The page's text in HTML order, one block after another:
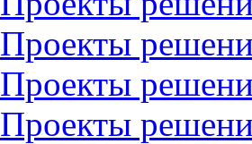
Проекты
Проекты
Проекты